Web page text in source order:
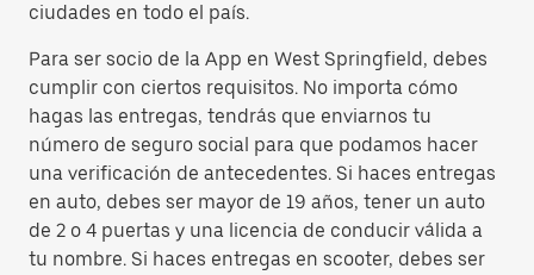
ciudades en todo el país.
Para ser socio de la App en West Springfield, debes
cumplir con ciertos requisitos. No importa cómo
hagas las entregas, tendrás que enviarnos tu
número de seguro social para que podamos hacer
una verificación de antecedentes. Si haces entregas
en auto, debes ser mayor de 19 años, tener un auto
de 2 o 4 puertas y una licencia de conducir válida a
tu nombre. Si haces entregas en scooter, debes ser